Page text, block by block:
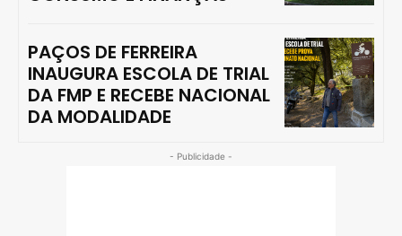
PAÇOS DE FERREIRA
INAUGURA ESCOLA DE TRIAL
DA FMP E RECEBE NACIONAL
DA MODALIDADE
- Publicidade -